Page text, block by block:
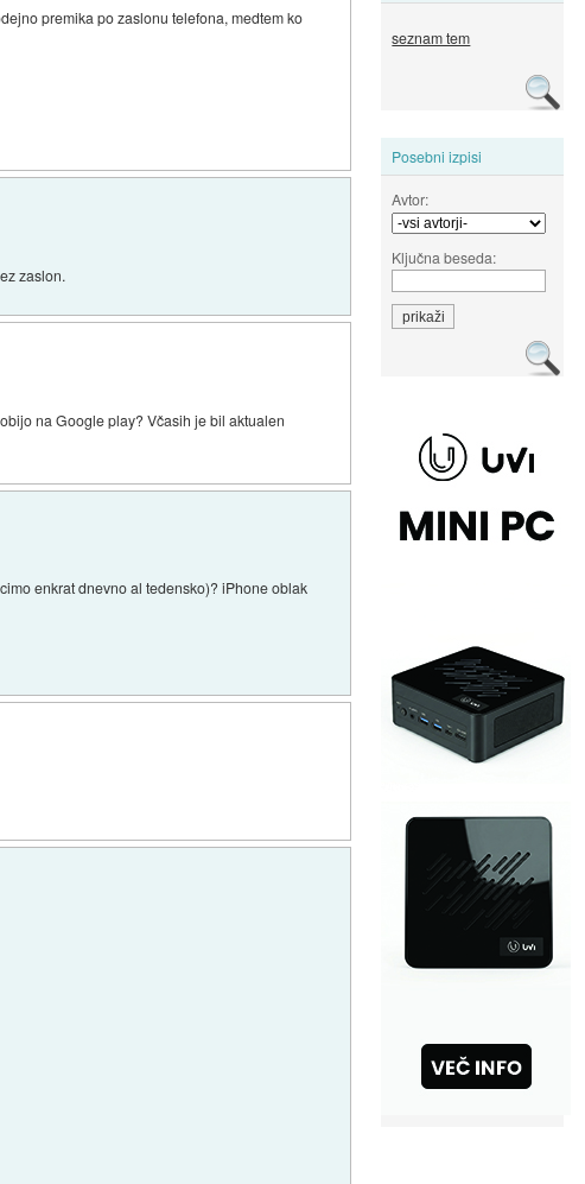
seznam tem
Posebni izpisi
Avtor:
Ključna beseda:
premika po zaslonu telefona, medtem ko
zaslon.
na Google play? Včasih je bil aktualen
enkrat dnevno al tedensko)? iPhone oblak